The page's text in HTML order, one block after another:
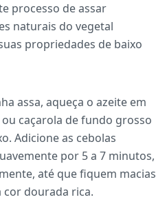
processo de assar
naturais do vegetal
propriedades de baixo
assa, aqueça o azeite em
caçarola de fundo grosso
Adicione as cebolas
por 5 a 7 minutos,
até que fiquem macias
cor dourada rica.